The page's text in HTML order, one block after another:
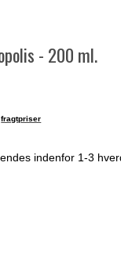
- 200 ml.
fragtpriser
indenfor 1-3